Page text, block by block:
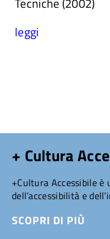
leggi
+ Cultura
+Cultura Accessibile è
dell’accessibilità e
SCOPRI DI PIÙ